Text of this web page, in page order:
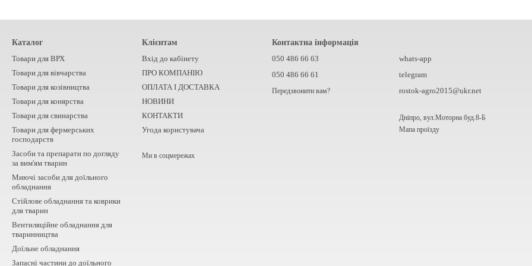
Каталог
Товари для ВРХ
Товари для вівчарства
Товари для козівництва
Товари для конярства
Товари для свинарства
Товари для фермерських
господарств
Засоби та препарати по догляду
за вим'ям тварин
Миючі засоби для доїльного
обладнання
Стійлове обладнання та коврики
для тварин
Вентиляційне обладнання для
тваринництва
Доїльне обладнання
Запасні частини до доїльного
Клієнтам
Вхід до кабінету
ПРО КОМПАНІЮ
ОПЛАТА І ДОСТАВКА
НОВИНИ
КОНТАКТИ
Угода користувача
Ми в соцмережах
Контактна інформація
050 486 66 63
050 486 66 61
Передзвонити вам?
whats-app
telegram
rostok-agro2015@ukr.net
Дніпро, вул.Моторна буд.8-Б
Мапа проїзду